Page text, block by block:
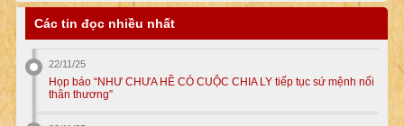
Các tin đọc nhiều nhất
22/11/25
Họp báo “NHƯ CHƯA HỀ CÓ CUỘC CHIA LY tiếp tục sứ mệnh nối
thân thương”